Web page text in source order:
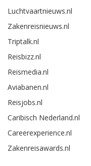
Luchtvaartnieuws.nl
Zakenreisnieuws.nl
Triptalk.nl
Reisbizz.nl
Reismedia.nl
Aviabanen.nl
Reisjobs.nl
Caribisch Nederland.nl
Careerexperience.nl
Zakenreisawards.nl